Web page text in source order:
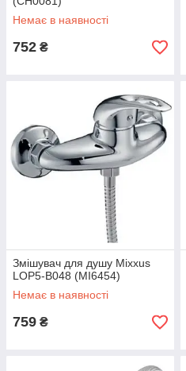
Немає в наявності
752 ₴
Змішувач для душу Mixxus
LOP5-B048 (MI6454)
Немає в наявності
759 ₴